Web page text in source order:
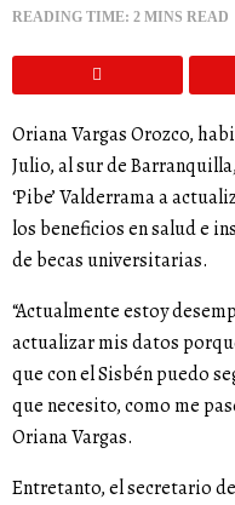
READING TIME: 2 MINS READ
Oriana Vargas Orozco,
Julio, al sur de
‘Pibe’ Valderrama a
los beneficios en salud e
de becas universitarias.
“Actualmente estoy
actualizar mis datos
que con el Sisbén puedo
que necesito, como me
Oriana Vargas.
Entretanto, el secretario